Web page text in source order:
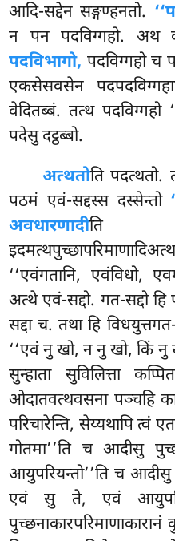
आदि-सद्देन सङ्गण्हनतो.
न पन पदविग्गहो. अथ
पदविभागो, पदविग्गहो च
एकसेसवसेन
वेदितब्बं. तत्थ पदविग्गहो
पदेसु दट्ठब्बो.
अत्थतोति
पठमं एवं-सद्दस्स दस्सेन्तो
अवधारणादीति
‘‘एवंगतानि, एवंविधो,
अत्थे एवं-सद्दो. गत-सद्दो हि
सद्दाच. तथा हि
‘‘एवं नु खो, न नु खो, किं नु
सुन्हाता सुविलित्ता
ओदातवत्थवसना पञ्चहि
परिचारेन्ति, सेय्यथापि त्वं
गोतमा’’ति च आदीसु
आयुपरियन्तो’’ति च
एवं सु ते, एवं
पुच्छनाकारपरिमाणाकारानं